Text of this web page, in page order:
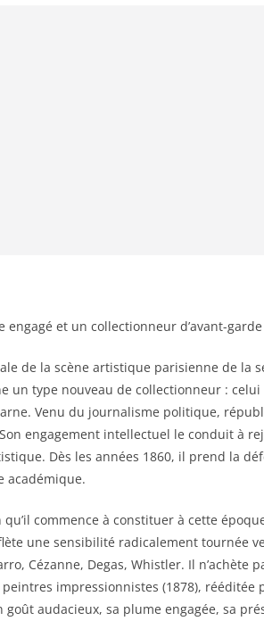
engagé et un collectionneur d’avant-garde
de la scène artistique parisienne de la
un type nouveau de collectionneur :
Venu du journalisme politique,
engagement intellectuel le conduit à
Dès les années 1860, il prend la
académique.
qu’il commence à constituer à cette
une sensibilité radicalement tournée
Cézanne, Degas, Whistler. Il
impressionnistes (1878),
goût audacieux, sa plume engagée, sa